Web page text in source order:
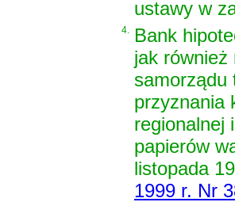
ustawy w
4.
Bank
jak również
samorządu
przyznania
regionalnej
papierów
listopada
1999 r. Nr